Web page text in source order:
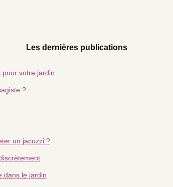
Les dernières publications
pour votre jardin
?
un jacuzzi ?
dans le jardin